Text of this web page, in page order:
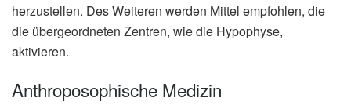
herzustellen. Des Weiteren werden Mittel empfohlen, die
die übergeordneten Zentren, wie die Hypophyse,
aktivieren.
Anthroposophische Medizin